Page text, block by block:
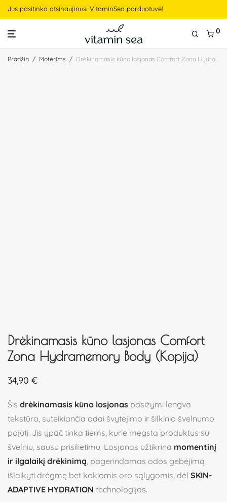
Jus pasitinka atsinaujinusi VitaminSea parduotuvė!
0
Pradžia / Moterims / Drėkinamasis kūno lasjonas Comfort Zona Hydramemory Body (Kopija)
Drėkinamasis kūno lasjonas Comfort
Zona Hydramemory Body (Kopija)
34,90 €
Šis drėkinamasis kūno losjonas pasižymi lengva
tekstūra, suteikiančia odai švytėjimo ir šilkinio švelnumo
pojūtį. Jis ypač tinka tiems, kurie mėgsta produktus su
švelniu, sausu prisilietimu. Losjonas užtikrina momentinį
ir ilgalaikį drėkinimą, pagerindamas odos gebėjimą
išlaikyti drėgmę bet kokiomis oro sąlygomis, dėl SKIN-
ADAPTIVE HYDRATION technologijos.